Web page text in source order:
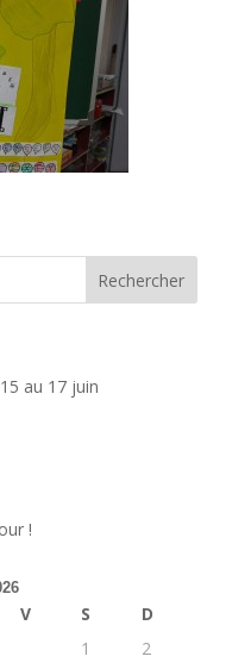
au 17 juin
!
V S
D
1
2